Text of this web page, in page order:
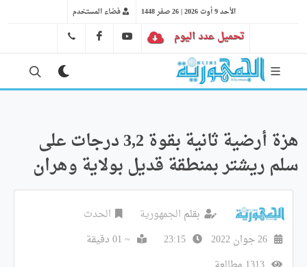
الأحد 9 أوت 2026 | 26 صفر 1448 فضاء المستخدم
تحميل عدد اليوم YT
FB
هزة أرضية ثانية بقوة 3,2 درجات على
سلم ريشتر بمنطقة قديل بولاية وهران
بقلم الجمهورية
الحدث
~ 01 دقيقة